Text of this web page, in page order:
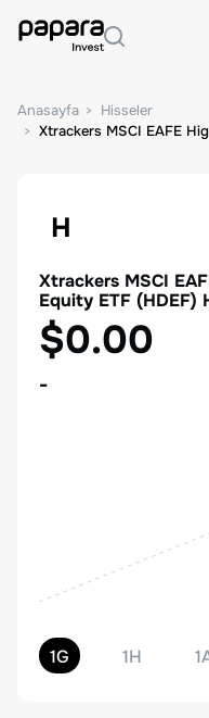
Anasayfa
Hisseler
Xtrackers MSCI EAFE
H
Xtrackers MSCI
Equity ETF (HDEF)
$0.00
-
1G 1H